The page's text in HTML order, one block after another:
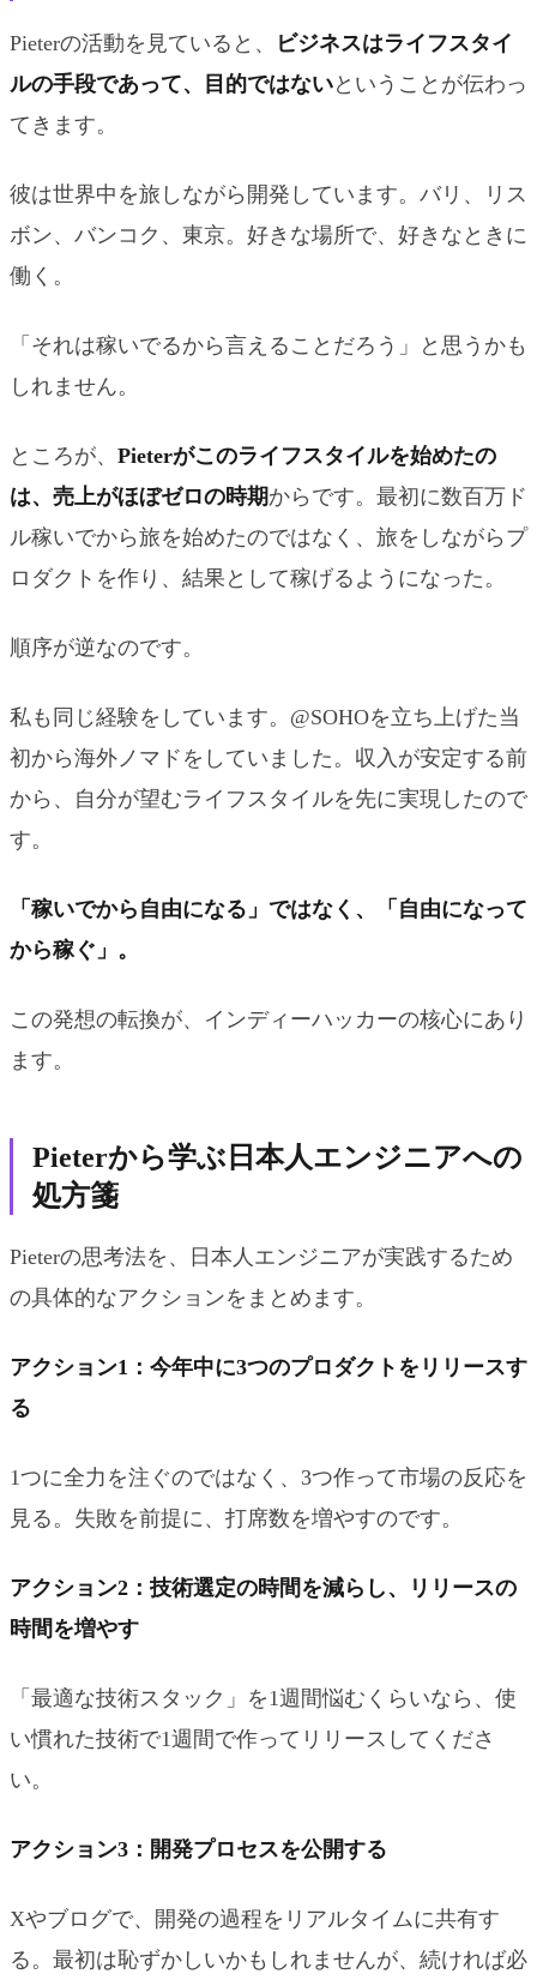
Pieterの活動を見ていると、
ビジネスはライフスタイ
ルの手段であって、目的ではないということが伝わっ
てきます。
彼は世界中を旅しながら開発しています。バリ、リス
ボン、バンコク、東京。好きな場所で、好きなときに
働く。
「それは稼いでるから言えることだろう」と思うかも
しれません。
ところが、 Pieterがこのライフスタイルを始めたの
は、売上がほぼゼロの時期からです。最初に数百万ド
ル稼いでから旅を始めたのではなく、旅をしながらプ
ロダクトを作り、結果として稼げるようになった。
順序が逆なのです。
私も同じ経験をしています。@SOHOを立ち上げた当
初から海外ノマドをしていました。収入が安定する前
から、自分が望むライフスタイルを先に実現したので
す。
「稼いでから自由になる」ではなく、「自由になって
から稼ぐ」。
この発想の転換が、インディーハッカーの核心にあり
ます。
Pieterから学ぶ日本人エンジニアへの
処方箋
Pieterの思考法を、日本人エンジニアが実践するため
の具体的なアクションをまとめます。
アクション1：今年中に3つのプロダクトをリリースす
る
1つに全力を注ぐのではなく、3つ作って市場の反応を
見る。失敗を前提に、打席数を増やすのです。
アクション2：技術選定の時間を減らし、リリースの
時間を増やす
「最適な技術スタック」を1週間悩むくらいなら、使
い慣れた技術で1週間で作ってリリースしてくださ
い。
アクション3：開発プロセスを公開する
Xやブログで、開発の過程をリアルタイムに共有す
る。最初は恥ずかしいかもしれませんが、続ければ必